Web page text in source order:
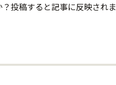
投稿すると記事に反映されま